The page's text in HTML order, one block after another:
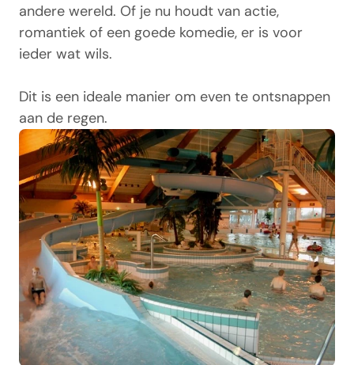
andere wereld. Of je nu houdt van actie,
romantiek of een goede komedie, er is voor
ieder wat wils.
Dit is een ideale manier om even te ontsnappen
aan de regen.